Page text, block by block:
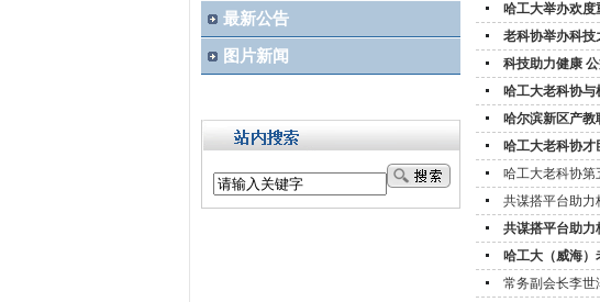
最新公告
图片新闻
哈工大举办欢度
老科协举办科技
科技助力健康
哈工大老科协与
哈尔滨新区产教
哈工大老科协才
哈工大老科协第
共谋搭平台助力
共谋搭平台助力
哈工大（威海）
常务副会长李世